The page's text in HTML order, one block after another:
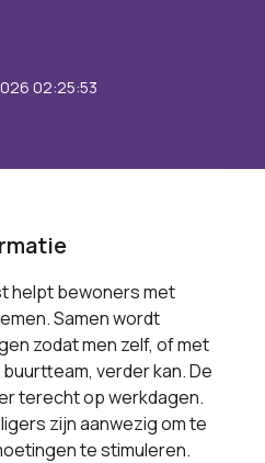
02:25:53
helpt bewoners met
Samen wordt
zodat men zelf, of met
verder kan. De
terecht op werkdagen.
zijn aanwezig om te
te stimuleren.